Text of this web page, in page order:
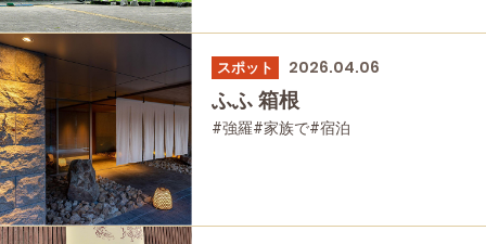
スポット 2026.04.06
ふふ 箱根
#強羅#家族で#宿泊